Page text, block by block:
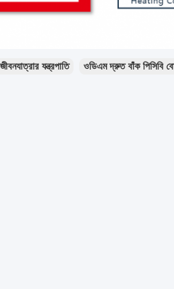
যন্ত্রপাতি ওডিএম দ্রুত বাঁক পিসিবি